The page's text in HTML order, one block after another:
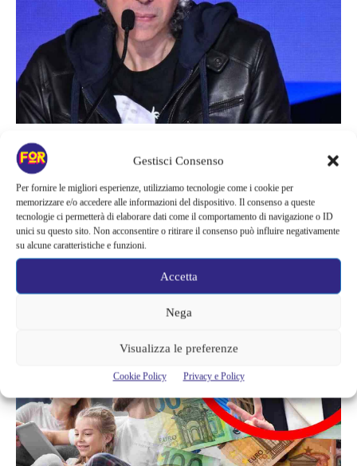
Gestisci Consenso
Per fornire le migliori esperienze, utilizziamo tecnologie come i cookie per
memorizzare e/o accedere alle informazioni del dispositivo. Il consenso a queste
tecnologie ci permetterà di elaborare dati come il comportamento di navigazione o ID
unici su questo sito. Non acconsentire o ritirare il consenso può influire negativamente
su alcune caratteristiche e funzioni.
Accetta
Nega
Visualizza le preferenze
Cookie Policy Privacy e Policy
Attualità
GIOVANNI ALLEVI, HA DOVUTO
ANNULLARE TUTTO: DATE DEL
TOUR CANCELLATE | LE
CONDIZIONI CLINICHE SONO…